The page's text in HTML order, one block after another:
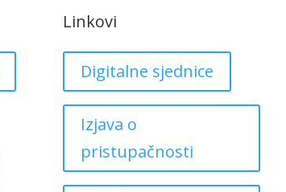
Linkovi
Digitalne sjednice
Izjava o
pristupačnosti